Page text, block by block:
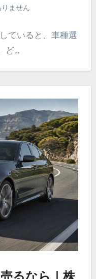
ません
ていると、車種選
ど…